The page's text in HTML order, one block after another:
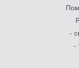
-
-